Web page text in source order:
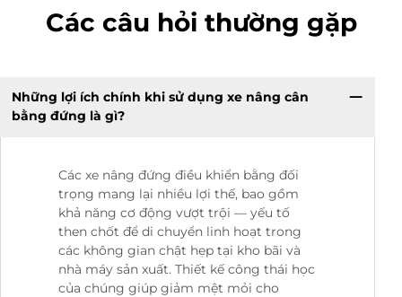
Các câu hỏi thường gặp
Những lợi ích chính khi sử dụng xe nâng cân
bằng đứng là gì?
Các xe nâng đứng điều khiển bằng đối
trọng mang lại nhiều lợi thế, bao gồm
khả năng cơ động vượt trội — yếu tố
then chốt để di chuyển linh hoạt trong
các không gian chật hẹp tại kho bãi và
nhà máy sản xuất. Thiết kế công thái học
của chúng giúp giảm mệt mỏi cho